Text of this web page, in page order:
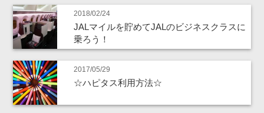
2018/02/24
JALマイルを貯めてJALのビジネスクラスに
乗ろう！
2017/05/29
☆ハピタス利用方法☆